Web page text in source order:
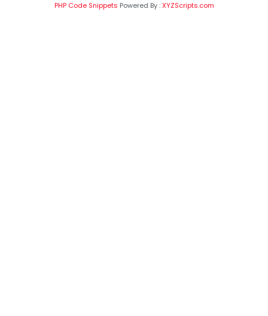
PHP Code Snippets Powered By :XYZScripts.com